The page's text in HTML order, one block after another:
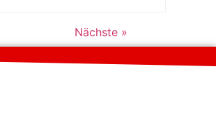
Nächste »